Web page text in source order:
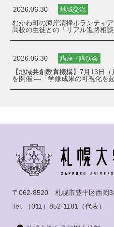
2026.06.30 地域交流
むかわ町の海岸清掃ボランティ
高校の生徒との「リアル進路相談
2026.06.30 講座・講演会
【地域共創教育機構】7月13日
を開催 ―「学修成果の可視化を起
〒062-8520 札幌市豊平区西岡3
Tel.
（011）852-1181 （代表）